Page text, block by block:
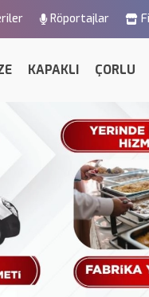
Röportajlar
KAPAKLI ÇORLU